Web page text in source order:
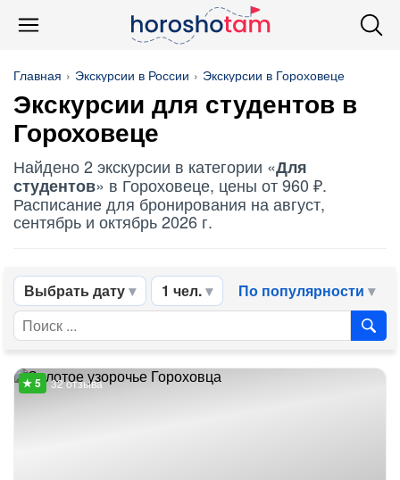
Главная Экскурсии в России Экскурсии в Гороховеце
Экскурсии для студентов в
Гороховеце
Найдено 2 экскурсии в категории «Для
студентов» в Гороховеце, цены от 960 ₽.
Расписание для бронирования на август,
сентябрь и октябрь 2026 г.
Выбрать дату 1 чел. По популярности
32 отзыва